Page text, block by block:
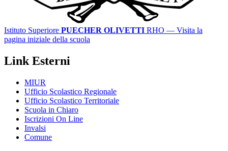
Istituto Superiore PUECHER OLIVETTI RHO — Visita la
pagina iniziale della scuola
Link Esterni
MIUR
Ufficio Scolastico Regionale
Ufficio Scolastico Territoriale
Scuola in Chiaro
Iscrizioni On Line
Invalsi
Comune